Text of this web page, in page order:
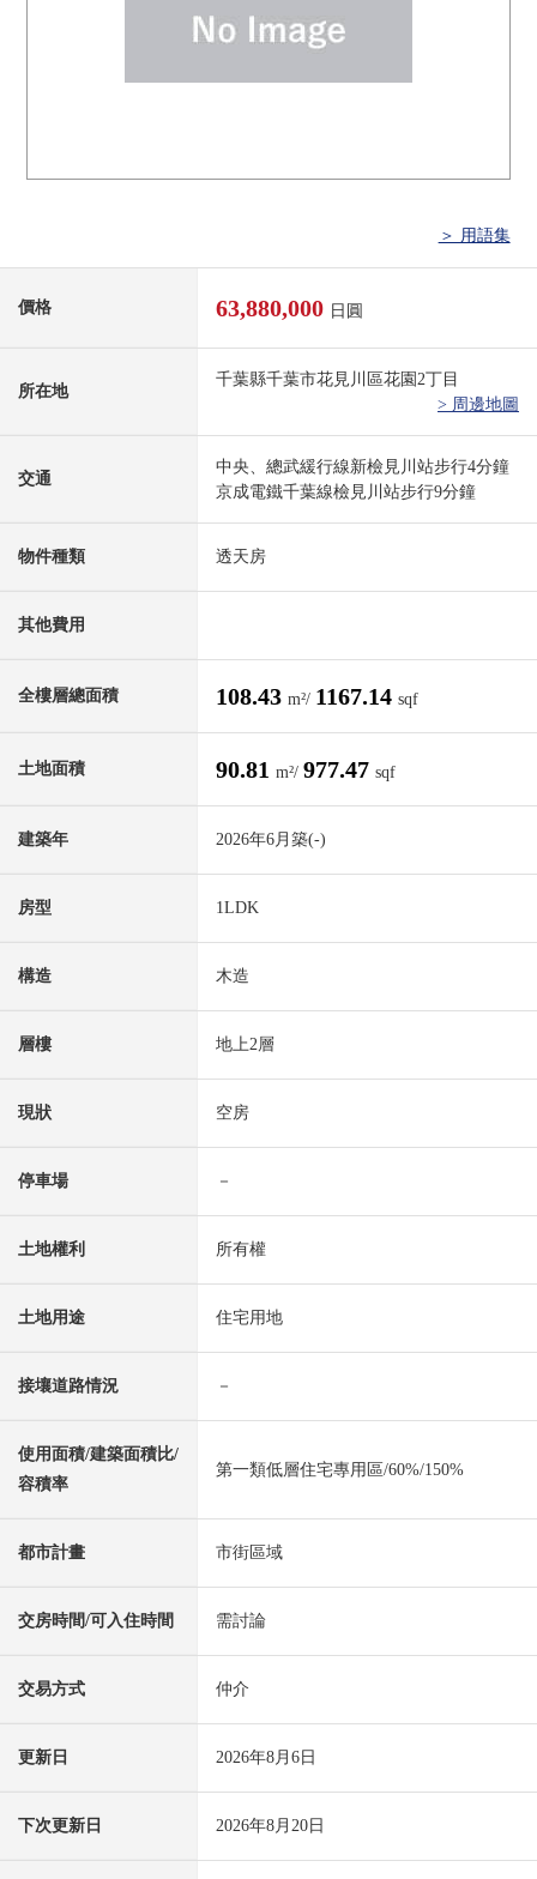
＞ 用語集
價格 63,880,000 日圓
所在地
千葉縣千葉市花見川區花園2丁目
> 周邊地圖
交通
中央、總武緩行線新檢見川站步行4分鐘
京成電鐵千葉線檢見川站步行9分鐘
物件種類 透天房
其他費用
全樓層總面積 108.43 m²/ 1167.14 sqf
土地面積 90.81 m²/ 977.47 sqf
建築年 2026年6月築(-)
房型 1LDK
構造 木造
層樓 地上2層
現狀 空房
停車場 －
土地權利 所有權
土地用途 住宅用地
接壤道路情況 －
使用面積/建築面積比/
容積率
第一類低層住宅專用區/60%/150%
都市計畫 市街區域
交房時間/可入住時間 需討論
交易方式 仲介
更新日 2026年8月6日
下次更新日 2026年8月20日